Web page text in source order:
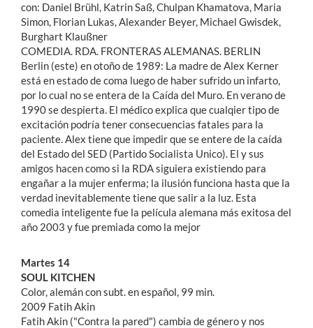
con: Daniel Brühl, Katrin Saß, Chulpan Khamatova, Maria
Simon, Florian Lukas, Alexander Beyer, Michael Gwisdek,
Burghart Klaußner
COMEDIA. RDA. FRONTERAS ALEMANAS. BERLIN
Berlin (este) en otoño de 1989: La madre de Alex Kerner
está en estado de coma luego de haber sufrido un infarto,
por lo cual no se entera de la Caída del Muro. En verano de
1990 se despierta. El médico explica que cualqier tipo de
excitación podría tener consecuencias fatales para la
paciente. Alex tiene que impedir que se entere de la caída
del Estado del SED (Partido Socialista Unico). El y sus
amigos hacen como si la RDA siguiera existiendo para
engañar a la mujer enferma; la ilusión funciona hasta que la
verdad inevitablemente tiene que salir a la luz. Esta
comedia inteligente fue la película alemana más exitosa del
año 2003 y fue premiada como la mejor
Martes 14
SOUL KITCHEN
Color, alemán con subt. en español, 99 min.
2009 Fatih Akin
Fatih Akin ("Contra la pared") cambia de género y nos